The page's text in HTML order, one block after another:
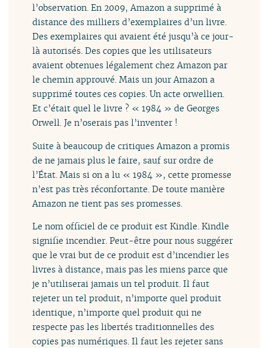
l’observation. En 2009, Amazon a supprimé à
distance des milliers d’exemplaires d’un livre.
Des exemplaires qui avaient été jusqu’à ce jour-
là autorisés. Des copies que les utilisateurs
avaient obtenues légalement chez Amazon par
le chemin approuvé. Mais un jour Amazon a
supprimé toutes ces copies. Un acte orwellien.
Et c’était quel le livre ? « 1984 » de Georges
Orwell. Je n’oserais pas l’inventer !
Suite à beaucoup de critiques Amazon a promis
de ne jamais plus le faire, sauf sur ordre de
l’État. Mais si on a lu « 1984 », cette promesse
n’est pas très réconfortante. De toute manière
Amazon ne tient pas ses promesses.
Le nom officiel de ce produit est Kindle. Kindle
signifie incendier. Peut-être pour nous suggérer
que le vrai but de ce produit est d’incendier les
livres à distance, mais pas les miens parce que
je n’utiliserai jamais un tel produit. Il faut
rejeter un tel produit, n’importe quel produit
identique, n’importe quel produit qui ne
respecte pas les libertés traditionnelles des
copies pas numériques. Il faut les rejeter sans